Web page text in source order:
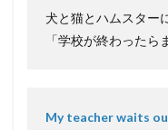
犬と猫とハムスター
「学校が終わったら
My teacher waits